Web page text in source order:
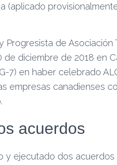
(aplicado
Progresista de Asociación
de diciembre de 2018 en
7) en haber celebrado
empresas canadienses
acuerdos
y ejecutado dos